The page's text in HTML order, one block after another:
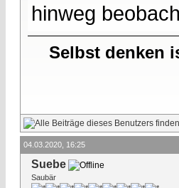
hinweg
Selbst denken
04.03.2020, 16:25
Suebe
Saubär